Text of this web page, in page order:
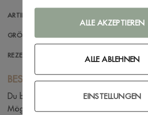
ARTIKELINFORMATIONEN
GRÖSSENBERATUNG
REZENSIONEN (1)
BESCHREIBUNG
Du bist auf der Suche nach einer
Möglichkeit, den Papa von dem kleinen
ALLE AKZEPTIEREN
ALLE ABLEHNEN
EINSTELLUNGEN